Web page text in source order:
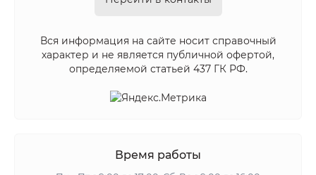
Вся информация на сайте носит справочный
характер и не является публичной офертой,
определяемой статьей 437 ГК РФ.
Время работы